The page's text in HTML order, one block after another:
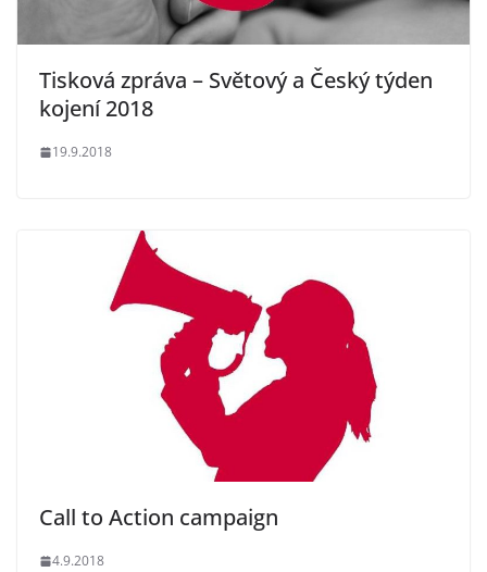
Tisková zpráva – Světový a Český týden
kojení 2018
19.9.2018
Call to Action campaign
4.9.2018